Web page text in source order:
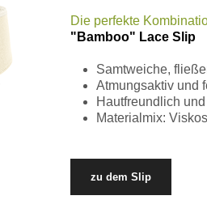
Die perfekte
"Bamboo" Lace Slip
Samtweiche,
Atmungsaktiv und
Hautfreundlich
Materialmix:
zu dem Slip